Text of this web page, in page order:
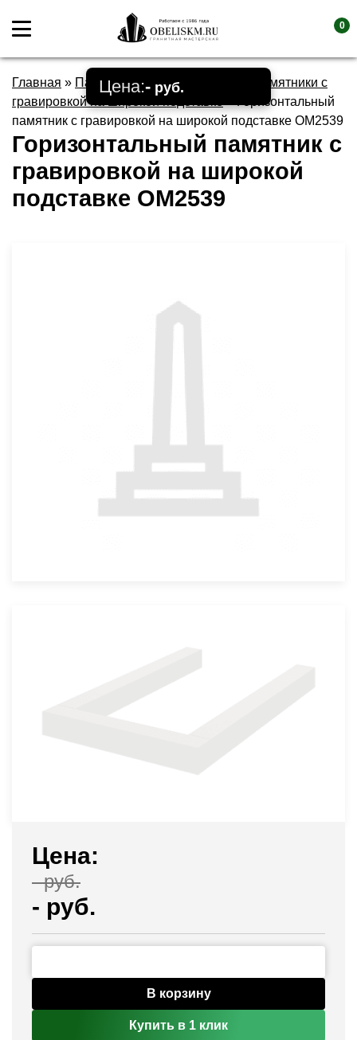
0
Главная » Памятники »
Горизонтальные памятники с
гравировкой на широкой подставке
Горизонтальный
памятник с гравировкой на широкой подставке OM2539
Горизонтальный памятник с
гравировкой на широкой
подставке OM2539
Цена:
-руб.
- руб.
В корзину
Купить в 1 клик
Цена:- руб.